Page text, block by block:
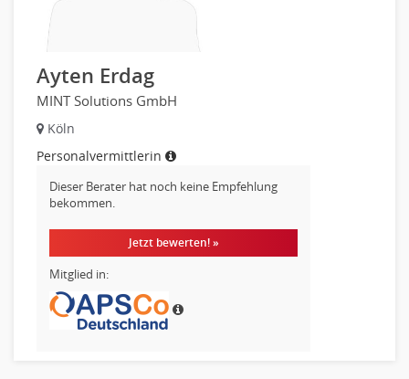
Ayten Erdag
MINT Solutions GmbH
Köln
Personalvermittlerin
Dieser Berater hat noch keine Empfehlung
bekommen.
Jetzt bewerten! »
Mitglied in: